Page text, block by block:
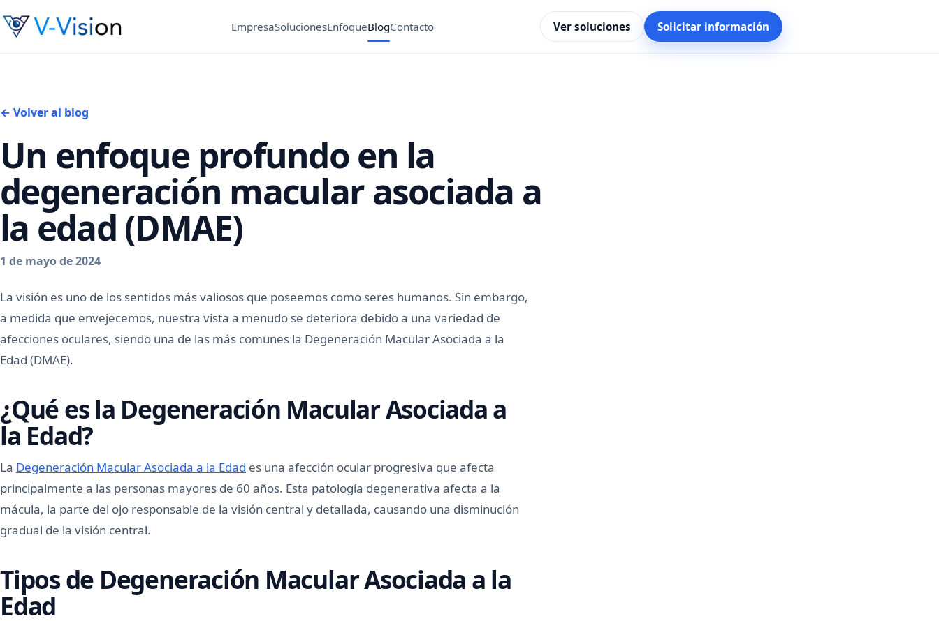
EmpresaSolucionesEnfoqueBlogContacto Ver soluciones Solicitar información
← Volver al blog
Un enfoque profundo en la
degeneración macular asociada a
la edad (DMAE)
1 de mayo de 2024
La visión es uno de los sentidos más valiosos que poseemos como seres humanos. Sin embargo,
a medida que envejecemos, nuestra vista a menudo se deteriora debido a una variedad de
afecciones oculares, siendo una de las más comunes la Degeneración Macular Asociada a la
Edad (DMAE).
¿Qué es la Degeneración Macular Asociada a
la Edad?
La Degeneración Macular Asociada a la Edad es una afección ocular progresiva que afecta
principalmente a las personas mayores de 60 años. Esta patología degenerativa afecta a la
mácula, la parte del ojo responsable de la visión central y detallada, causando una disminución
gradual de la visión central.
Tipos de Degeneración Macular Asociada a la
Edad